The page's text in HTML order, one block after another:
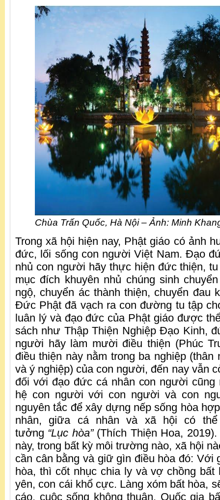
Chùa Trấn Quốc, Hà Nội – Ảnh: Minh
Trong xã hội hiện nay, Phật giáo có ảnh
đức, lối sống con người Việt Nam. Đạo
nhủ con người hãy thực hiện đức thiện,
mục đích khuyên nhủ chúng sinh
ngộ, chuyển ác thành thiện, chuyển đau
Đức Phật đã vạch ra con đường tu tập
luân lý và đạo đức của Phật giáo được
sách như Thập Thiện Nghiệp Đạo Kinh,
người hãy làm mười điều thiện (Phúc
điều thiện này nằm trong ba nghiệp (thân
và ý nghiệp) của con người, đến nay vẫn
đối với đạo đức cá nhân con người cũng
hệ con người với con người và con
nguyên tắc để xây dựng nếp sống hòa
nhân, giữa cá nhân và xã hội có
tưởng “Lục hòa”(Thích Thiện Hoa,
này, trong bất kỳ môi trường nào, xã hội
cần cân bằng và giữ gìn điều hòa đó: Với
hòa, thì cốt nhục chia ly và vợ chồng bất
yên, con cái khổ cực. Làng xóm bất hòa,
cáo, cuộc sống không thuận. Quốc gia